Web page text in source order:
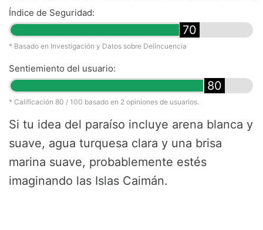
Índice de Seguridad:
70
* Basado en Investigación y Datos sobre Delincuencia
Sentiemiento del usuario:
80
* Calificación 80 / 100 basado en 2 opiniones de usuarios.
Si tu idea del paraíso incluye arena blanca y
suave, agua turquesa clara y una brisa
marina suave, probablemente estés
imaginando las Islas Caimán.